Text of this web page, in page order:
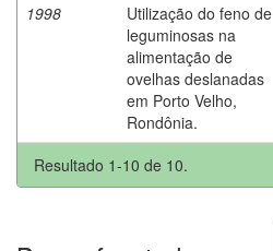
1998
Utilização do feno de
leguminosas na
alimentação de
ovelhas deslanadas
em Porto Velho,
Rondônia.
Resultado 1-10 de 10.